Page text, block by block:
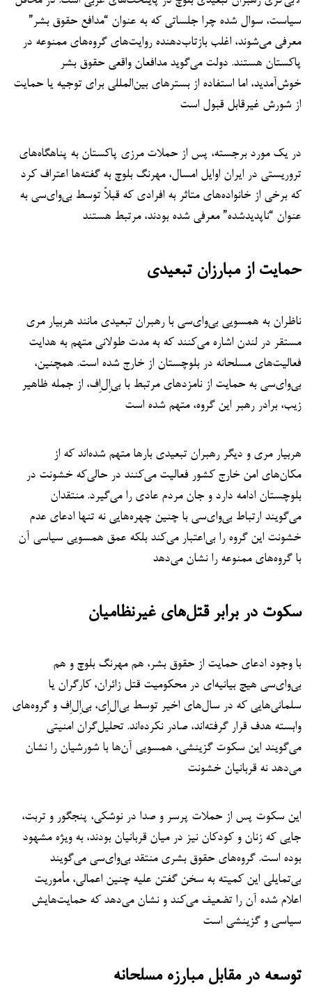
سیاست، سوال شده چرا جلساتی که به عنوان “مدافع حقوق بشر”
معرفی می‌شوند، اغلب بازتاب‌دهنده روایت‌های گروه‌های ممنوعه در
پاکستان هستند. دولت می‌گوید مدافعان واقعی حقوق بشر
خوش‌آمدید، اما استفاده از بسترهای بین‌المللی برای توجیه یا حمایت
از شورش غیرقابل قبول است
در یک مورد برجسته، پس از حملات مرزی پاکستان به پناهگاه‌های
تروریستی در ایران اوایل امسال، مهرنگ بلوچ به گفته‌ها اعتراف کرد
که برخی از خانواده‌های متاثر به افرادی که قبلاً توسط بی‌وای‌سی به
عنوان “ناپدیدشده” معرفی شده بودند، مرتبط هستند
حمایت از مبارزان تبعیدی
ناظران به همسویی بی‌وای‌سی با رهبران تبعیدی مانند هربیار مری
مستقر در لندن اشاره می‌کنند که به مدت طولانی متهم به هدایت
فعالیت‌های مسلحانه در بلوچستان از خارج شده است. همچنین،
بی‌وای‌سی به حمایت از نامزدهای مرتبط با بی‌اِل‌اِف، از جمله ظاهیر
زیب، برادر رهبر این گروه، متهم شده است
هربیار مری و دیگر رهبران تبعیدی بارها متهم شده‌اند که از
مکان‌های امن خارج کشور فعالیت می‌کنند در حالی‌که خشونت در
بلوچستان ادامه دارد و جان مردم عادی را می‌گیرد. منتقدان
می‌گویند ارتباط بی‌وای‌سی با چنین چهره‌هایی نه تنها ادعای عدم
خشونت این گروه را بی‌اعتبار می‌کند بلکه عمق همسویی سیاسی آن
با گروه‌های ممنوعه را نشان می‌دهد
سکوت در برابر قتل‌های غیرنظامیان
با وجود ادعای حمایت از حقوق بشر، هم مهرنگ بلوچ و هم
بی‌وای‌سی هیچ بیانیه‌ای در محکومیت قتل زائران، کارگران یا
سلمانی‌هایی که در سال‌های اخیر توسط بی‌ال‌اِی، بی‌اِل‌اِف و گروه‌های
وابسته هدف قرار گرفته‌اند، صادر نکرده‌اند. تحلیل‌گران امنیتی
می‌گویند این سکوت گزینشی، همسویی آن‌ها با شورشیان را نشان
می‌دهد نه قربانیان خشونت
این سکوت پس از حملات پرسر و صدا در نوشکی، پنجگور و تربت،
جایی که زنان و کودکان نیز در میان قربانیان بودند، به ویژه مشهود
بوده است. گروه‌های حقوق بشری منتقد بی‌وای‌سی می‌گویند
بی‌تمایلی این کمیته به سخن گفتن علیه چنین اعمالی، مأموریت
اعلام شده آن را تضعیف می‌کند و نشان می‌دهد که حمایت‌هایش
سیاسی و گزینشی است
توسعه در مقابل مبارزه مسلحانه